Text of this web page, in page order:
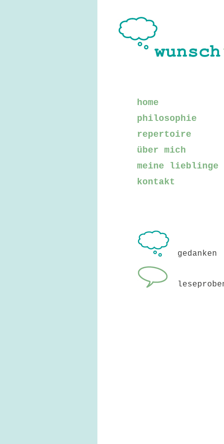
home
philosophie
repertoire
über mich
meine lieblinge
kontakt
gedanken